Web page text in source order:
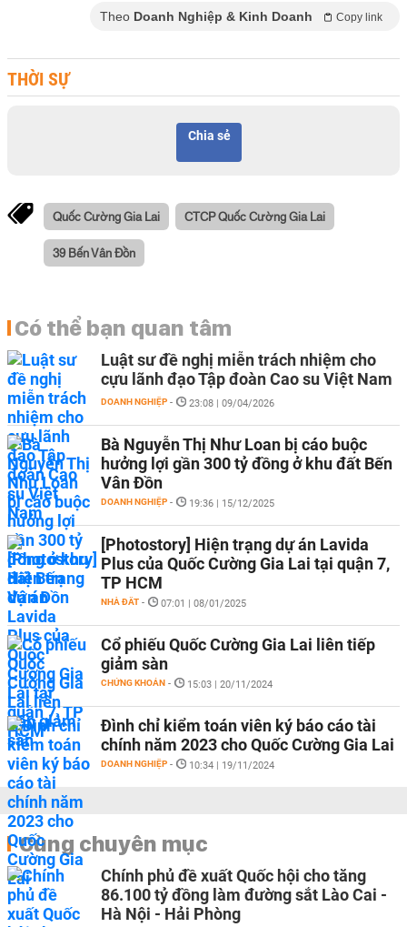
Theo Doanh Nghiệp & Kinh Doanh Copy link
THỜI SỰ
Chia sẻ
Quốc Cường Gia Lai CTCP Quốc Cường Gia Lai
39 Bến Vân Đồn
Có thể bạn quan tâm
Luật sư đề nghị miễn trách nhiệm cho
cựu lãnh đạo Tập đoàn Cao su Việt Nam
DOANH NGHIỆP - 23:08 | 09/04/2026
Bà Nguyễn Thị Như Loan bị cáo buộc
hưởng lợi gần 300 tỷ đồng ở khu đất Bến
Vân Đồn
DOANH NGHIỆP - 19:36 | 15/12/2025
[Photostory] Hiện trạng dự án Lavida
Plus của Quốc Cường Gia Lai tại quận 7,
TP HCM
NHÀ ĐẤT - 07:01 | 08/01/2025
Cổ phiếu Quốc Cường Gia Lai liên tiếp
giảm sàn
CHỨNG KHOÁN - 15:03 | 20/11/2024
Đình chỉ kiểm toán viên ký báo cáo tài
chính năm 2023 cho Quốc Cường Gia Lai
DOANH NGHIỆP - 10:34 | 19/11/2024
Cùng chuyên mục
Chính phủ đề xuất Quốc hội cho tăng
86.100 tỷ đồng làm đường sắt Lào Cai -
Hà Nội - Hải Phòng